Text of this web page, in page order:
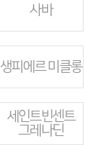
사바
생피에르 미클롱
세인트빈센트
그레나딘